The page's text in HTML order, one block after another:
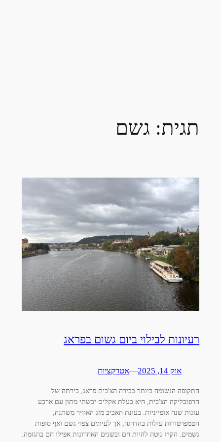
תגית: גשם
רעיונות לבילוי ביום גשום בפראג
אוק 14, 2025 —אטרקציות
התקופה הגשומה ביותר בבירה הצ'כית פראג, בירתה של
הרפובליקה הצ'כית, היא בעלת אקלים יבשתי מתון עם ארבע
עונות שנה אופייניות. בעונת האביב מזג האוויר משתנה,
הטמפרטורות עולות בהדרגה, אך לעיתים צפוי גשם ואף סופות
גשמים. הקיץ נוטה להיות חם ובשנים האחרונות אפילו חם בהגזמה.